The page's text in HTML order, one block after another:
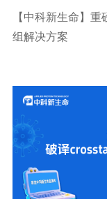
【中科新生命】
组解决方案